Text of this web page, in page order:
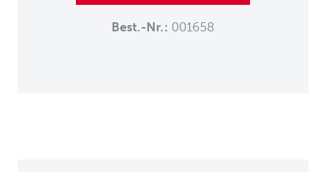
Best.-Nr.: 001658